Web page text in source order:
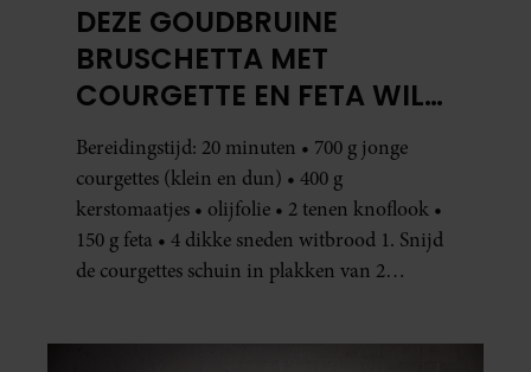
DEZE GOUDBRUINE
BRUSCHETTA MET
COURGETTE EN FETA WIL
JE METEEN MAKEN
Bereidingstijd: 20 minuten • 700 g jonge
courgettes (klein en dun) • 400 g
kerstomaatjes • olijfolie • 2 tenen knoflook •
150 g feta • 4 dikke sneden witbrood 1. Snijd
de courgettes schuin in plakken van 2